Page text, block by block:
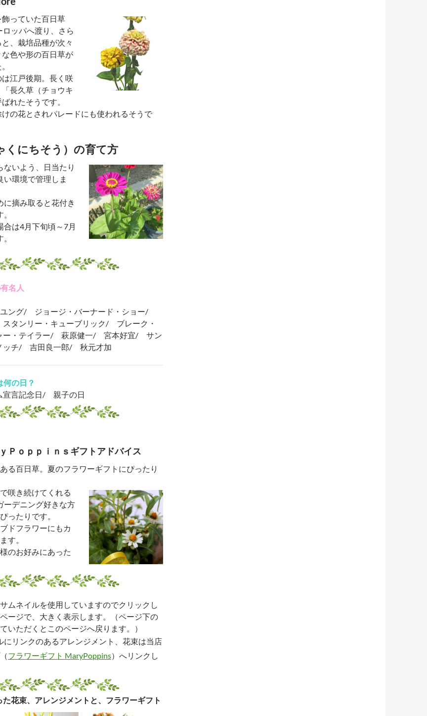
飾っていた百日草
ッパへ渡り、さら
、栽培品種が次々
色や形の百日草が
江戸後期。長く咲
長久草（チョウキ
れたそうです。
の花とされパレードにも使われるそうで
くにちそう）の育て方
ないよう、日当たり
い環境で管理しま
に摘み取ると花付き
合は4月下旬頃～7月
名人
ユング/ ジョージ・バーナード・ショー/
タンリー・キューブリック/ ブレーク・
ー・テイラー/ 萩原健一/ 宮本好宜/ サン
ッチ/ 吉田良一郎/ 秋元才加
何の日？
言記念日/ 親子の日
Ｐｏｐｐｉｎｓギフトアドバイス
る百日草。夏のフラワーギフトにぴったり
咲き続けてくれる
ーデニング好きな方
ったりです。
ドフラワーにもカ
す。
のお好みにあった
ムネイルを使用していますのでクリックし
ージで、大きく表示します。（ページ下の
いただくとこのページへ戻ります。）
にリンクのあるアレンジメント、花束は当店
フラワーギフト MaryPoppins）へリンクし
花束、アレンジメントと、フラワーギフト